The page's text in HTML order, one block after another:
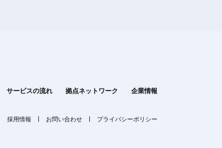
サービスの流れ 拠点ネットワーク 企業情報
採用情報 お問い合わせ プライバシーポリシー